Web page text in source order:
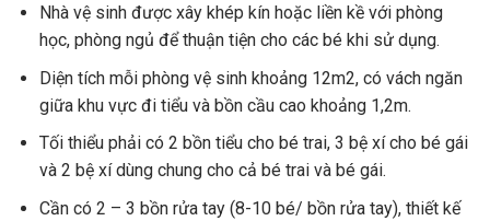
Nhà vệ sinh được xây khép kín hoặc liền kề với phòng
học, phòng ngủ để thuận tiện cho các bé khi sử dụng.
Diện tích mỗi phòng vệ sinh khoảng 12m2, có vách ngăn
giữa khu vực đi tiểu và bồn cầu cao khoảng 1,2m.
Tối thiểu phải có 2 bồn tiểu cho bé trai, 3 bệ xí cho bé gái
và 2 bệ xí dùng chung cho cả bé trai và bé gái.
Cần có 2 – 3 bồn rửa tay (8-10 bé/ bồn rửa tay), thiết kế